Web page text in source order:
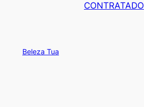
CONTRATADO
Beleza Tua